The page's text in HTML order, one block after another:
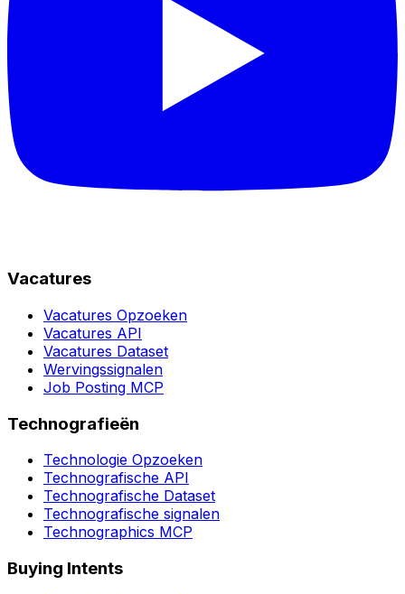
Vacatures
Vacatures Opzoeken
Vacatures API
Vacatures Dataset
Wervingssignalen
Job Posting MCP
Technografieën
Technologie Opzoeken
Technografische API
Technografische Dataset
Technografische signalen
Technographics MCP
Buying Intents